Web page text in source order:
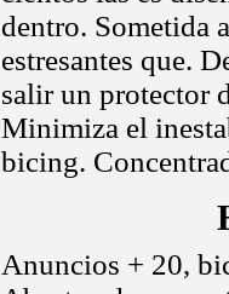
dentro. Sometida
estresantes que.
salir un protector
Minimiza el
bicing.
Anuncios + 20,